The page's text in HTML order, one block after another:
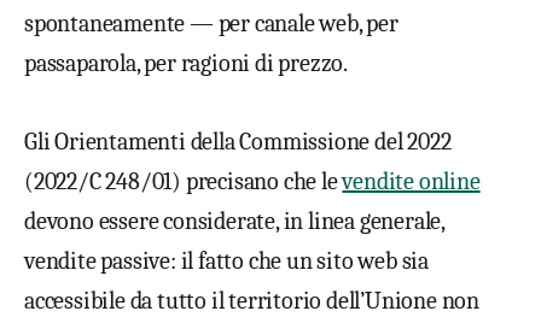
spontaneamente — per canale web, per
passaparola, per ragioni di prezzo.
Gli Orientamenti della Commissione del 2022
(2022/C 248/01) precisano che levendite online
devono essere considerate, in linea generale,
vendite passive: il fatto che un sito web sia
accessibile da tutto il territorio dell’Unione non